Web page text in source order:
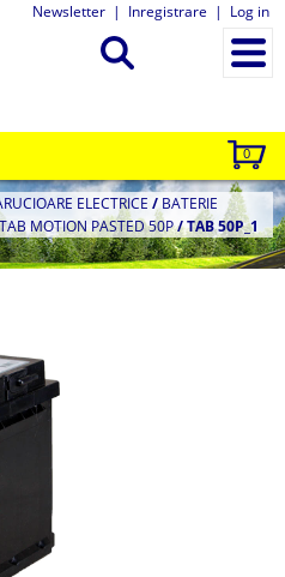
Newsletter | Inregistrare | Log in
0
ELECTRICE / BATERIE
MOTION PASTED 50P/TAB 50P_1